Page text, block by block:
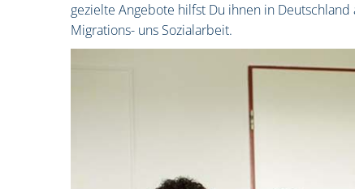
gezielte Angebote hilfst Du ihnen in
Migrations- uns Sozialarbeit.